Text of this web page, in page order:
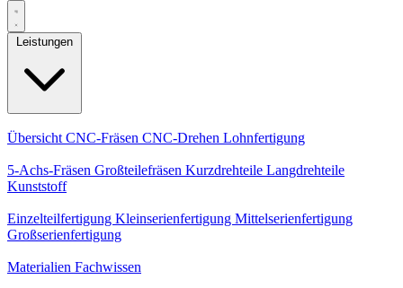
Leistungen
Übersicht CNC-Fräsen CNC-Drehen Lohnfertigung
5-Achs-Fräsen Großteilefräsen Kurzdrehteile Langdrehteile
Kunststoff
Einzelteilfertigung Kleinserienfertigung Mittelserienfertigung
Großserienfertigung
Materialien Fachwissen